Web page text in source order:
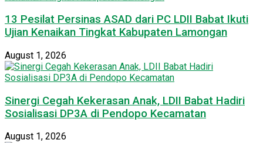
13 Pesilat Persinas ASAD dari PC LDII Babat Ikuti
Ujian Kenaikan Tingkat Kabupaten Lamongan
August 1, 2026
Sinergi Cegah Kekerasan Anak, LDII Babat Hadiri
Sosialisasi DP3A di Pendopo Kecamatan
August 1, 2026